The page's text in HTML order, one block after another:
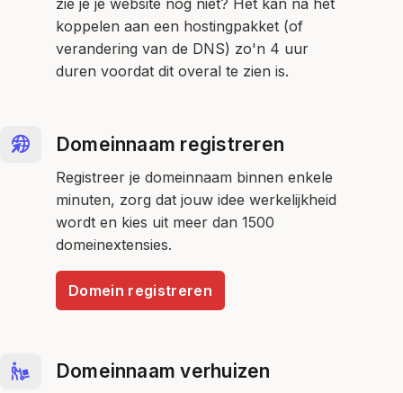
koppelen aan een hostingpakket (of
verandering van de DNS) zo'n 4 uur
duren voordat dit overal te zien is.
Domeinnaam registreren
Registreer je domeinnaam binnen enkele
minuten, zorg dat jouw idee werkelijkheid
wordt en kies uit meer dan 1500
domeinextensies.
Domein registreren
Domeinnaam verhuizen